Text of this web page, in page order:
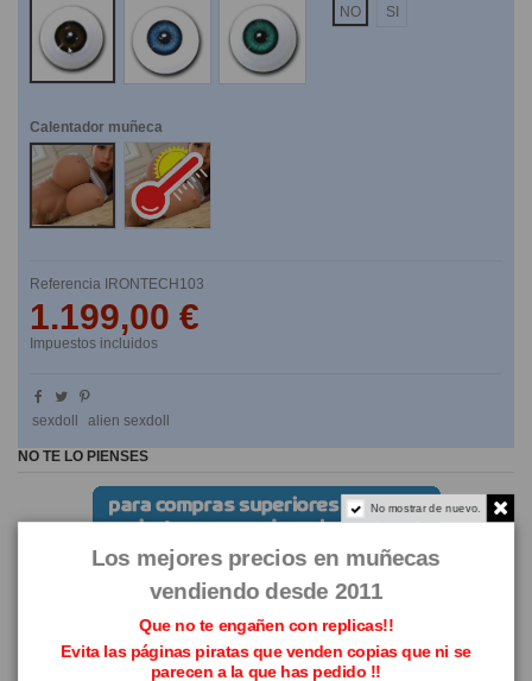
Marrones
Azules Verdes
NO
SI
Calentador muñeca
No
Si
Referencia IRONTECH103
1.199,00 €
Impuestos incluidos
sexdoll alien sexdoll
NO TE LO PIENSES
No mostrar de nuevo.
Los mejores precios en muñecas
vendiendo desde 2011
Que no te engañen con replicas!!
Evita las páginas piratas que venden copias que ni se
parecen a la que has pedido !!